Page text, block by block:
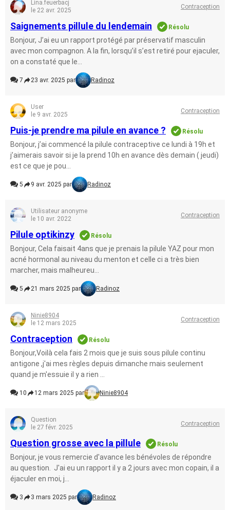
Lina.feuerbacj
le 22 avr. 2025
Contraception
Saignements pillule du lendemain Résolu
Bonjour, J’ai eu un rapport protégé par préservatif masculin
avec mon compagnon. A la fin, lorsqu’il s’est retiré pour ejaculer,
on a constaté que le...
7 23 avr. 2025 par Radinoz
User
le 9 avr. 2025
Contraception
Puis-je prendre ma pilule en avance ? Résolu
Bonjour, j’ai commencé la pilule contraceptive ce lundi à 19h et
j’aimerais savoir si je la prend 10h en avance dès demain ( jeudi)
est ce que je pou...
5 9 avr. 2025 par Radinoz
Utilisateur anonyme
le 10 avr. 2022
Contraception
Pilule optikinzy Résolu
Bonjour, Cela faisait 4ans que je prenais la pilule YAZ pour mon
acné hormonal au niveau du menton et celle ci a très bien
marcher, mais malheureu...
5 21 mars 2025 par Radinoz
Ninie8904
le 12 mars 2025
Contraception
Contraception Résolu
Bonjour,Voilà cela fais 2 mois que je suis sous pilule continu
antigone ,j'ai mes règles depuis dimanche mais seulement
quand je m'essuie il y a rien ...
10 12 mars 2025 par Ninie8904
Question
le 27 févr. 2025
Contraception
Question grosse avec la pillule Résolu
Bonjour, je vous remercie d'avance les bénévoles de répondre
au question. J'ai eu un rapport il y a 2 jours avec mon copain, il a
éjaculer en moi, j...
3 3 mars 2025 par Radinoz